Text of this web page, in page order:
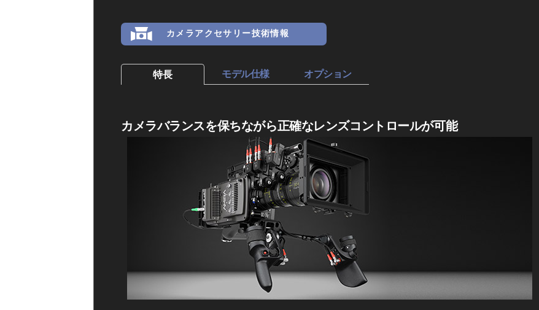
カメラアクセサリー技術情報
特長 モデル仕様 オプション
カメラバランスを保ちながら正確なレンズコントロールが可能